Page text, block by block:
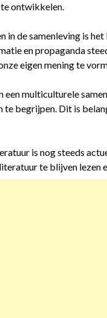
ontwikkelen.
in de samenleving is
en propaganda
eigen mening te
multiculturele
te begrijpen. Dit is
is nog steeds
te blijven lezen